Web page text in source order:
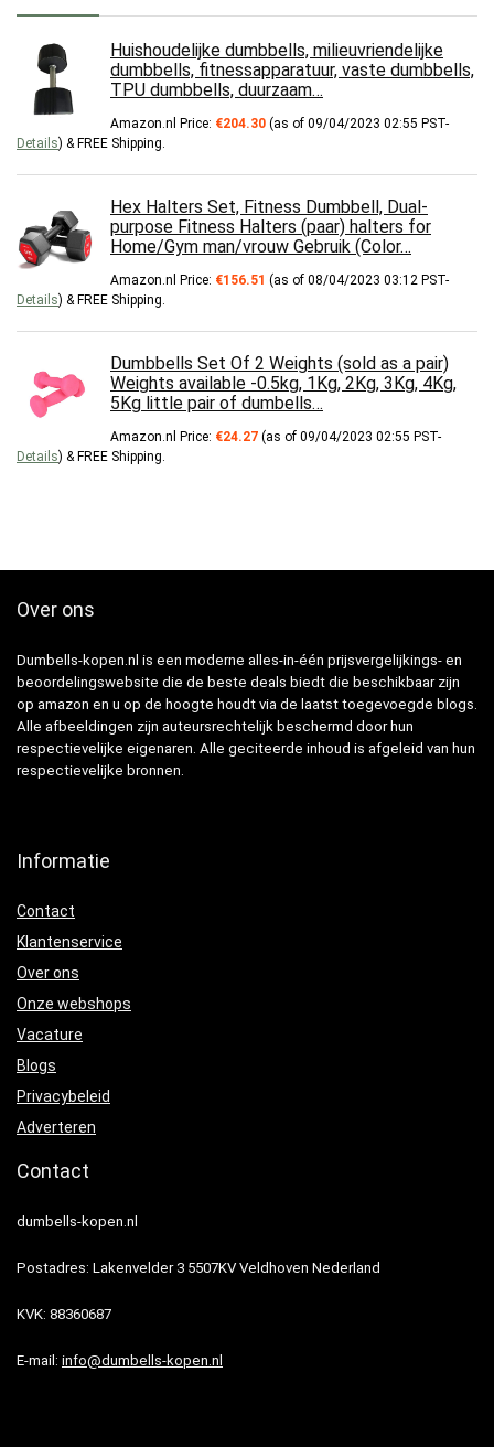
Huishoudelijke dumbbells, milieuvriendelijke
dumbbells, fitnessapparatuur, vaste dumbbells,
TPU dumbbells, duurzaam…
Amazon.nl Price: €204.30 (as of 09/04/2023 02:55 PST-
Details) & FREE Shipping
Hex Halters Set, Fitness Dumbbell, Dual-
purpose Fitness Halters (paar) halters for
Home/Gym man/vrouw Gebruik (Color…
Amazon.nl Price: €156.51 (as of 08/04/2023 03:12 PST-
Details) & FREE Shipping
Dumbbells Set Of 2 Weights (sold as a pair)
Weights available -0.5kg, 1Kg, 2Kg, 3Kg, 4Kg,
5Kg little pair of dumbells…
Amazon.nl Price: €24.27 (as of 09/04/2023 02:55 PST-
Details) & FREE Shipping
Over ons
Dumbells-kopen.nl is een moderne alles-in-één prijsvergelijkings- en
beoordelingswebsite die de beste deals biedt die beschikbaar zijn
op amazon en u op de hoogte houdt via de laatst toegevoegde blogs.
Alle afbeeldingen zijn auteursrechtelijk beschermd door hun
respectievelijke eigenaren. Alle geciteerde inhoud is afgeleid van hun
respectievelijke bronnen.
Informatie
Contact
Klantenservice
Over ons
Onze webshops
Vacature
Blogs
Privacybeleid
Adverteren
Contact
dumbells-kopen.nl
Postadres: Lakenvelder 3 5507KV Veldhoven Nederland
KVK: 88360687
E-mail: info@dumbells-kopen.nl